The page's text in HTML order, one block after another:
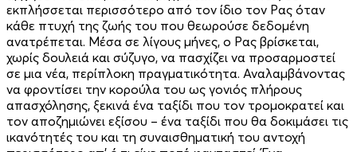
εκπλήσσεται περισσότερο από τον ίδιο τον Ρας όταν
κάθε πτυχή της ζωής του που θεωρούσε δεδοµένη
ανατρέπεται. Μέσα σε λίγους µήνες, ο Ρας βρίσκεται,
χωρίς δουλειά και σύζυγο, να πασχίζει να προσαρµοστεί
σε µια νέα, περίπλοκη πραγµατικότητα. Αναλαµβάνοντας
να φροντίσει την κορούλα του ως γονιός πλήρους
απασχόλησης, ξεκινά ένα ταξίδι που τον τροµοκρατεί και
τον αποζηµιώνει εξίσου – ένα ταξίδι που θα δοκιµάσει τις
ικανότητές του και τη συναισθηµατική του αντοχή